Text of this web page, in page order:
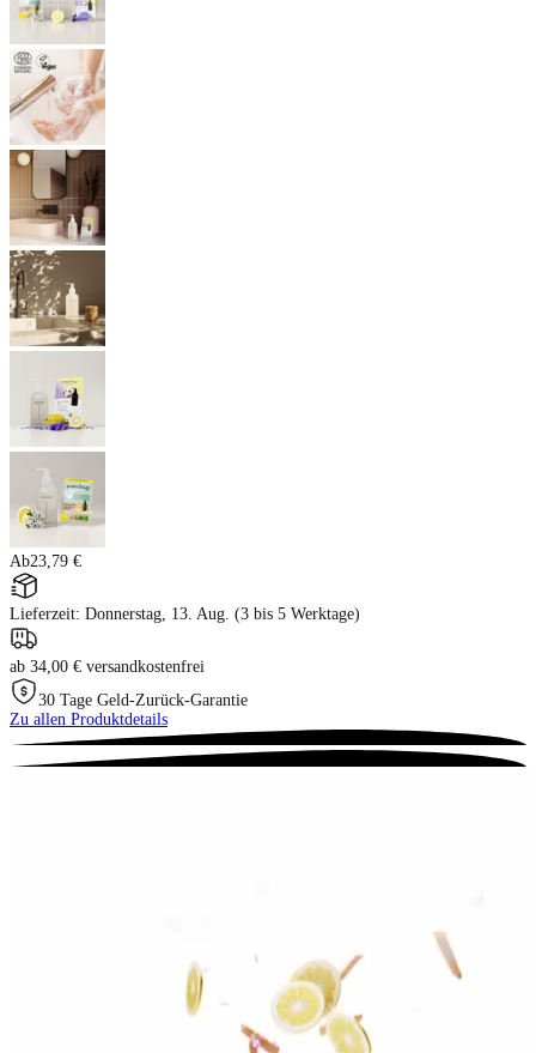
Ab23,79 €
Lieferzeit: Donnerstag, 13. Aug. (3 bis 5 Werktage)
ab 34,00 € versandkostenfrei
30 Tage Geld-Zurück-Garantie
Zu allen Produktdetails